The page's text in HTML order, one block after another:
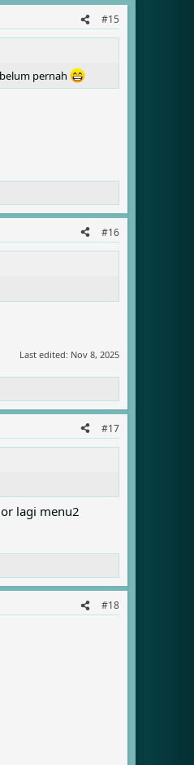
#15
pernah
#16
Last edited: Nov 8, 2025
#17
lagi menu2
#18